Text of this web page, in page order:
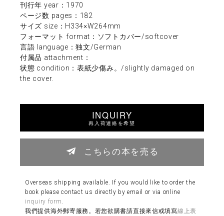
刊行年 year：1970
ページ数 pages：182
サイズ size：H334×W264mm
フォーマット format：ソフトカバー/softcover
言語 language：独文/German
付属品 attachment：
状態 condition：表紙少傷み。/slightly damaged on
the cover.
INQUIRY
再入荷連絡を希望
こちらの本を売る
Overseas shipping available. If you would like to order the
book please contact us directly by email or via online
inquiry form
我們提供海外郵寄服務。若您欲購書請直接來信或填寫線上表